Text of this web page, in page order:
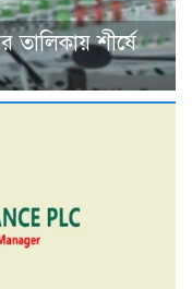
তালিকায় শীর্ষে